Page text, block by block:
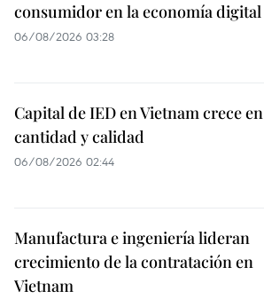
consumidor en la economía digital
06/08/2026 03:28
Capital de IED en Vietnam crece en
cantidad y calidad
06/08/2026 02:44
Manufactura e ingeniería lideran
crecimiento de la contratación en
Vietnam